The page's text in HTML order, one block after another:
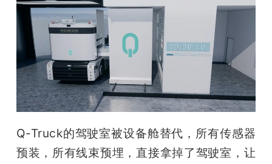
Q-Truck的驾驶室被设备舱替代，所有传感器
预装，所有线束预埋，直接拿掉了驾驶室，让